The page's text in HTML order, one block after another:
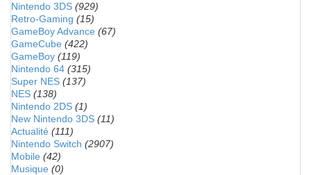
Nintendo 3DS (929)
Retro-Gaming (15)
GameBoy Advance (67)
GameCube (422)
GameBoy (119)
Nintendo 64 (315)
Super NES (137)
NES (138)
Nintendo 2DS (1)
New Nintendo 3DS (11)
Actualité (111)
Nintendo Switch (2907)
Mobile (42)
Musique (0)